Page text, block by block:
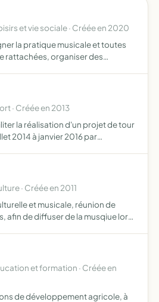
et vie sociale · Créée en 2020
la pratique musicale et toutes
rattachées, organiser des
· Créée en 2013
la réalisation d'un projet de tour
2014 à janvier 2016 par
· Créée en 2011
et musicale, réunion de
afin de diffuser de la musqiue lors
et formation · Créée en
de développement agricole, à